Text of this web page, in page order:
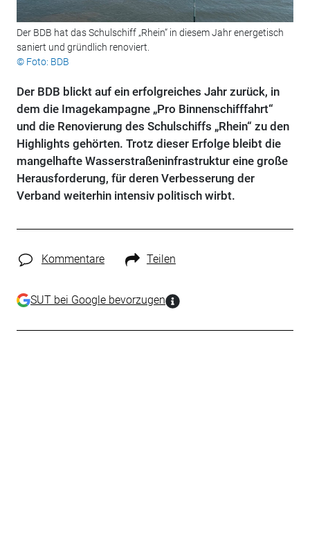
Der BDB hat das Schulschiff „Rhein“ in diesem Jahr energetisch
saniert und gründlich renoviert.
© Foto: BDB
Der BDB blickt auf ein erfolgreiches Jahr zurück, in
dem die Imagekampagne „Pro Binnenschifffahrt“
und die Renovierung des Schulschiffs „Rhein“ zu den
Highlights gehörten. Trotz dieser Erfolge bleibt die
mangelhafte Wasserstraßeninfrastruktur eine große
Herausforderung, für deren Verbesserung der
Verband weiterhin intensiv politisch wirbt.
Kommentare Teilen
SUT bei Google bevorzugen